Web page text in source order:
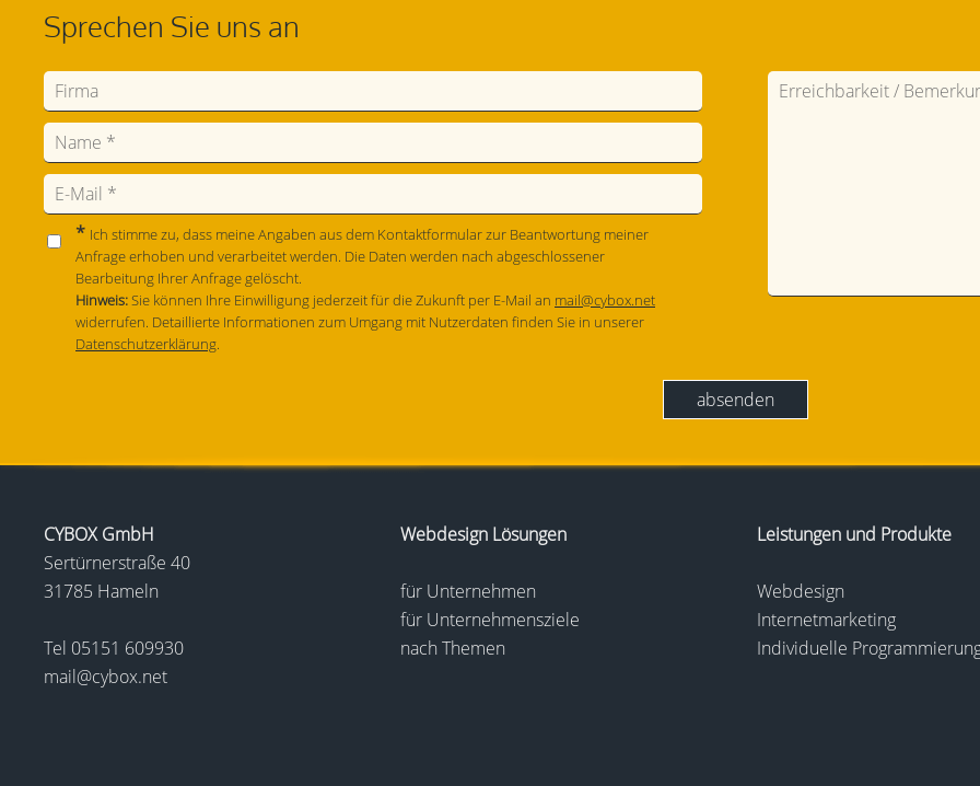
Sprechen Sie uns an
* Ich stimme zu, dass meine Angaben aus dem Kontaktformular zur Beantwortung meiner
Anfrage erhoben und verarbeitet werden. Die Daten werden nach abgeschlossener
Bearbeitung Ihrer Anfrage gelöscht.
Hinweis:Sie können Ihre Einwilligung jederzeit für die Zukunft per E-Mail an mail@cybox.net
widerrufen. Detaillierte Informationen zum Umgang mit Nutzerdaten finden Sie in unserer
Datenschutzerklärung.
CYBOX GmbH
Sertürnerstraße 40
31785 Hameln
Tel 05151 609930
mail@cybox.net
Webdesign Lösungen
für Unternehmen
für Unternehmensziele
nach Themen
Leistungen und Produkte
Webdesign
Internetmarketing
Individuelle